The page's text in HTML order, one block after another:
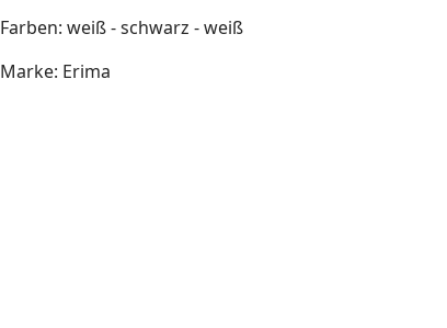
Farben: weiß - schwarz - weiß
Marke: Erima